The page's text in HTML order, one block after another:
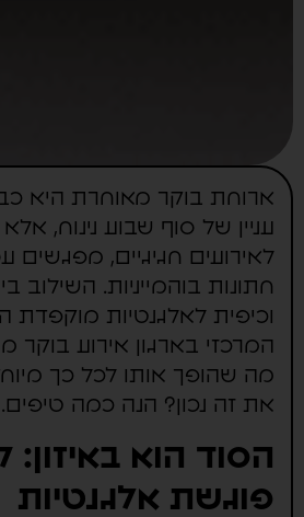
ארוחת בוקר מאוחרת היא
עניין של סוף שבוע נינוח, אלא
לאירועים חגיגיים, מפגשים
חתונות בוהמייניות. השילוב
וכיפית לאלגנטיות מוקפדת
המרכזי בארגון אירוע בוקר
מה שהופך אותו לכל כך
את זה נכון? הנה כמה טיפים.
הסוד הוא באיזון:
פוגשת אלגנטיות